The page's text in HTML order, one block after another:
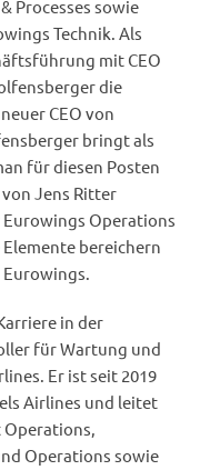
Processes sowie
Technik. Als
mit CEO
die
CEO von
bringt als
für diesen Posten
Jens Ritter
Operations
bereichern
Eurowings.
in der
für Wartung und
Er ist seit 2019
Airlines und leitet
Operations sowie